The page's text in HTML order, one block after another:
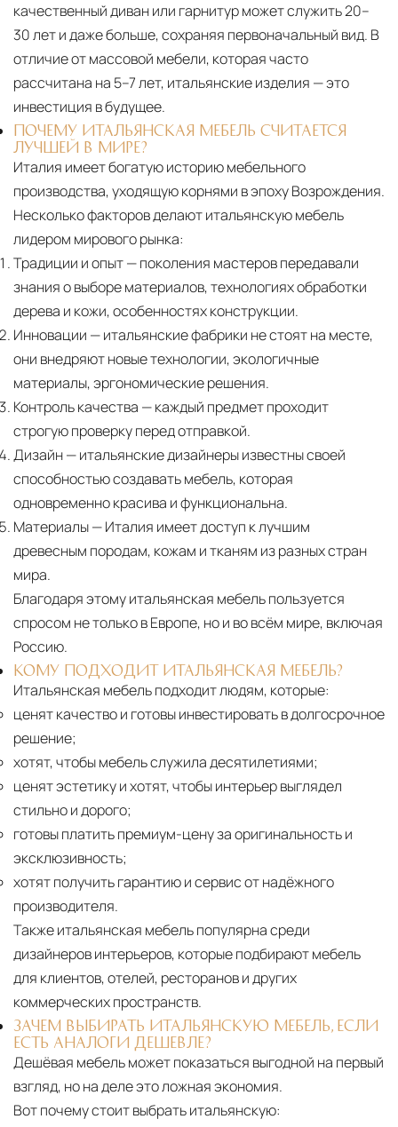
качественный диван или гарнитур может служить 20–
30 лет и даже больше, сохраняя первоначальный вид. В
отличие от массовой мебели, которая часто
рассчитана на 5–7 лет, итальянские изделия — это
инвестиция в будущее.
ПОЧЕМУ ИТАЛЬЯНСКАЯ МЕБЕЛЬ СЧИТАЕТСЯ
ЛУЧШЕЙ В МИРЕ?
Италия имеет богатую историю мебельного
производства, уходящую корнями в эпоху Возрождения.
Несколько факторов делают итальянскую мебель
лидером мирового рынка:
Традиции и опыт— поколения мастеров передавали
знания о выборе материалов, технологиях обработки
дерева и кожи, особенностях конструкции.
Инновации — итальянские фабрики не стоят на месте,
они внедряют новые технологии, экологичные
материалы, эргономические решения.
Контроль качества — каждый предмет проходит
строгую проверку перед отправкой.
Дизайн— итальянские дизайнеры известны своей
способностью создавать мебель, которая
одновременно красива и функциональна.
Материалы— Италия имеет доступ к лучшим
древесным породам, кожам и тканям из разных стран
мира.
Благодаря этому итальянская мебель пользуется
спросом не только в Европе, но и во всём мире, включая
Россию.
КОМУ ПОДХОДИТ ИТАЛЬЯНСКАЯ МЕБЕЛЬ?
Итальянская мебель подходит людям, которые:
ценят качество и готовы инвестировать в долгосрочное
решение;
хотят, чтобы мебель служила десятилетиями;
ценят эстетику и хотят, чтобы интерьер выглядел
стильно и дорого;
готовы платить премиум-цену за оригинальность и
эксклюзивность;
хотят получить гарантию и сервис от надёжного
производителя.
Также итальянская мебель популярна среди
дизайнеров интерьеров, которые подбирают мебель
для клиентов, отелей, ресторанов и других
коммерческих пространств.
ЗАЧЕМ ВЫБИРАТЬ ИТАЛЬЯНСКУЮ МЕБЕЛЬ, ЕСЛИ
ЕСТЬ АНАЛОГИ ДЕШЕВЛЕ?
Дешёвая мебель может показаться выгодной на первый
взгляд, но на деле это ложная экономия.
Вот почему стоит выбрать итальянскую: